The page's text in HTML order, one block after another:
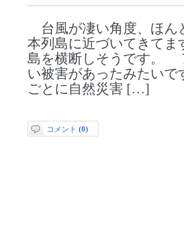
台風が凄い角度、ほん
本列島に近づいてきて
島を横断しそうです。
い被害があったみたい
ごとに自然災害 […]
コメント (0)